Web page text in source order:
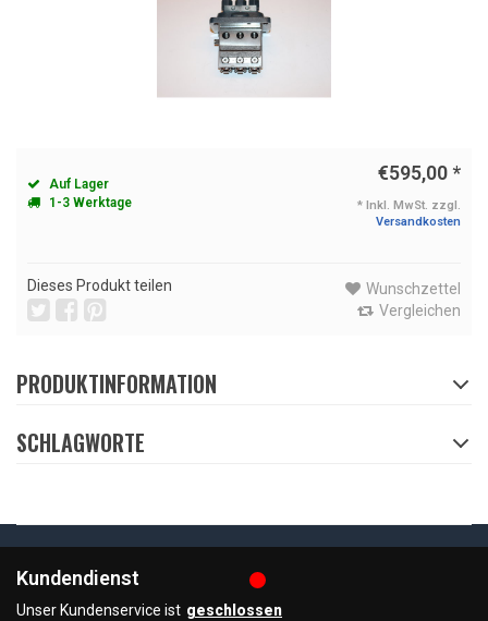
Auf Lager
1-3 Werktage
€595,00*
* Inkl. MwSt. zzgl.
Versandkosten
Dieses Produkt teilen
Wunschzettel
Vergleichen
PRODUKTINFORMATION
SCHLAGWORTE
Kundendienst
Unser Kundenservice ist geschlossen